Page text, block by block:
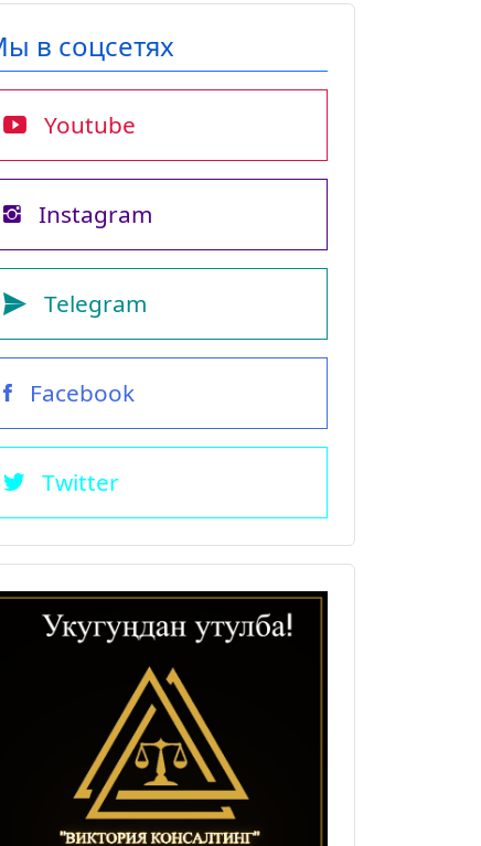
в соцсетях
Youtube
Instagram
Telegram
Facebook
Twitter